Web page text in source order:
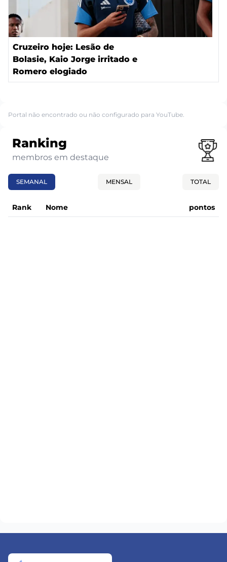
Cruzeiro hoje: Lesão de
Bolasie, Kaio Jorge irritado e
Romero elogiado
Portal não encontrado ou não configurado para YouTube.
Ranking
membros em destaque
SEMANAL MENSAL TOTAL
Rank Nome pontos